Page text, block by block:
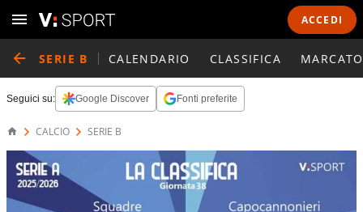
ACCEDI
SERIE B CALENDARIO CLASSIFICA
Seguici su: Google Discover Fonti preferite
CALCIO SERIE B